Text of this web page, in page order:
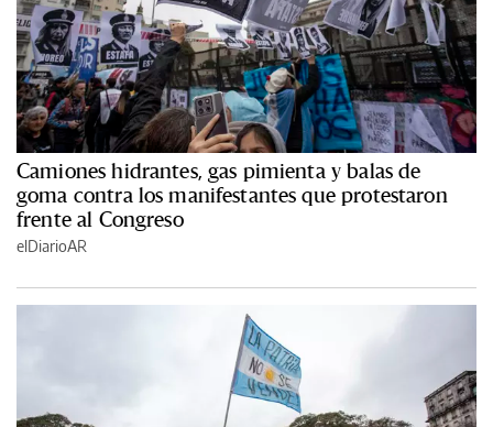
Camiones hidrantes, gas pimienta y balas de
goma contra los manifestantes que protestaron
frente al Congreso
elDiarioAR